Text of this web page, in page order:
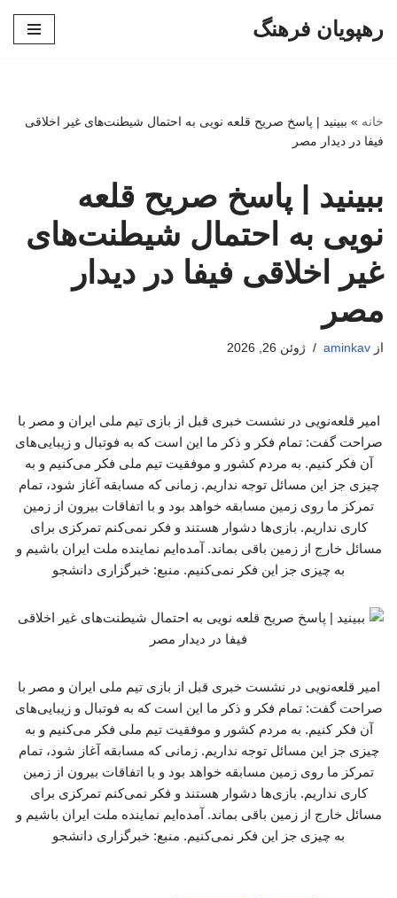
رهپویان فرهنگ
خانه » ببینید | پاسخ صریح قلعه نویی به احتمال شیطنت‌های غیر اخلاقی
فیفا در دیدار مصر
ببینید | پاسخ صریح قلعه
نویی به احتمال شیطنت‌های
غیر اخلاقی فیفا در دیدار
مصر
از aminkav ژوئن 26, 2026
امیر قلعه‌نویی در نشست خبری قبل از بازی تیم ملی ایران و مصر با
صراحت گفت: تمام فکر و ذکر ما این است که به فوتبال و زیبایی‌های
آن فکر کنیم. به مردم کشور و موفقیت تیم ملی فکر می‌کنیم و به
چیزی جز این مسائل توجه نداریم. زمانی که مسابقه آغاز شود، تمام
تمرکز ما روی زمین مسابقه خواهد بود و با اتفاقات بیرون از زمین
کاری نداریم. بازی‌ها دشوار هستند و فکر نمی‌کنم تمرکزی برای
مسائل خارج از زمین باقی بماند. آمده‌ایم نماینده ملت ایران باشیم و
به چیزی جز این فکر نمی‌کنیم. منبع: خبرگزاری دانشجو
امیر قلعه‌نویی در نشست خبری قبل از بازی تیم ملی ایران و مصر با
صراحت گفت: تمام فکر و ذکر ما این است که به فوتبال و زیبایی‌های
آن فکر کنیم. به مردم کشور و موفقیت تیم ملی فکر می‌کنیم و به
چیزی جز این مسائل توجه نداریم. زمانی که مسابقه آغاز شود، تمام
تمرکز ما روی زمین مسابقه خواهد بود و با اتفاقات بیرون از زمین
کاری نداریم. بازی‌ها دشوار هستند و فکر نمی‌کنم تمرکزی برای
مسائل خارج از زمین باقی بماند. آمده‌ایم نماینده ملت ایران باشیم و
به چیزی جز این فکر نمی‌کنیم. منبع: خبرگزاری دانشجو